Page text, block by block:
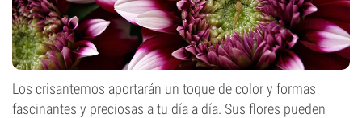
Los crisantemos aportarán un toque de color y formas
fascinantes y preciosas a tu día a día. Sus flores pueden